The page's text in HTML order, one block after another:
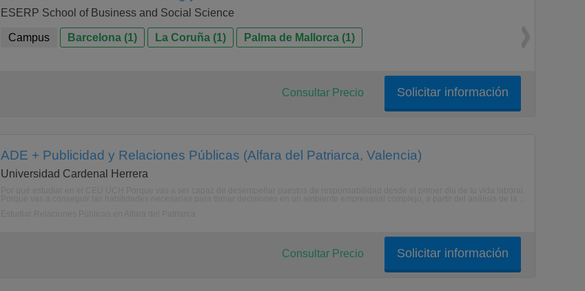
ESERP School of Business and Social Science
Campus Barcelona (1) La Coruña (1) Palma de Mallorca (1)
Solicitar información
Consultar Precio
ADE + Publicidad y Relaciones Públicas (Alfara del Patriarca, Valencia)
Universidad Cardenal Herrera
Solicitar información
Consultar Precio